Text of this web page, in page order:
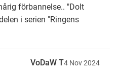
förbannelse.. "Dolt
i serien "Ringens
VoDaW T4 Nov2024